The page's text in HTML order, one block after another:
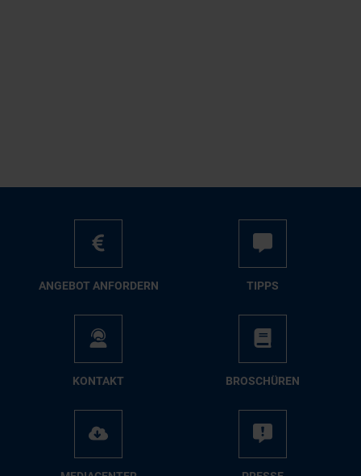
AN­GE­BOT AN­FOR­DERN TIPPS
KON­TAKT BRO­SCHÜ­REN